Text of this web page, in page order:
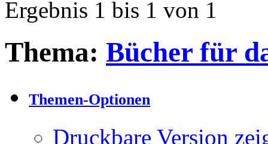
Tauschbörse und
Biete Bücher für das
Thema: Bücher für